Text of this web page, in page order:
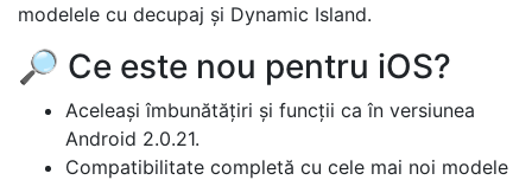
modelele cu decupaj și Dynamic Island.
🔎 Ce este nou pentru iOS?
Aceleași îmbunătățiri și funcții ca în versiunea
Android 2.0.21.
Compatibilitate completă cu cele mai noi modele